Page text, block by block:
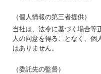
（個人情報の第三者提供）
当社は、法令に基づく場合等
人の同意を得ることなく、個
はありません。
（委託先の監督）